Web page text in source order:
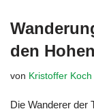
den
von Kristoffer Koch
Die Wanderer der